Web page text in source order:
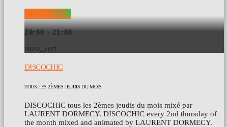
DISCOCHIC
20:00 - 21:00
more_vert
DISCOCHIC
TOUS LES 2ÈMES JEUDIS DU MOIS
DISCOCHIC tous les 2èmes jeudis du mois mixé par
LAURENT DORMECY. DISCOCHIC every 2nd thursday of
the month mixed and animated by LAURENT DORMECY.